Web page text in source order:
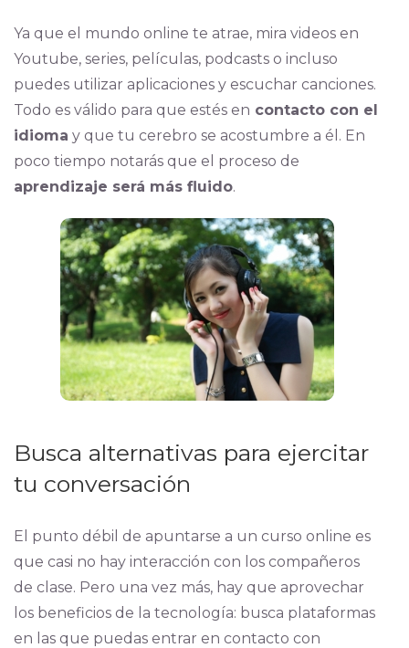
Ya que el mundo online te atrae, mira videos en
Youtube, series, películas, podcasts o incluso
puedes utilizar aplicaciones y escuchar canciones.
Todo es válido para que estés en contacto con el
idioma y que tu cerebro se acostumbre a él. En
poco tiempo notarás que el proceso de
aprendizaje será más fluido.
Busca alternativas para ejercitar
tu conversación
El punto débil de apuntarse a un curso online es
que casi no hay interacción con los compañeros
de clase. Pero una vez más, hay que aprovechar
los beneficios de la tecnología: busca plataformas
en las que puedas entrar en contacto con